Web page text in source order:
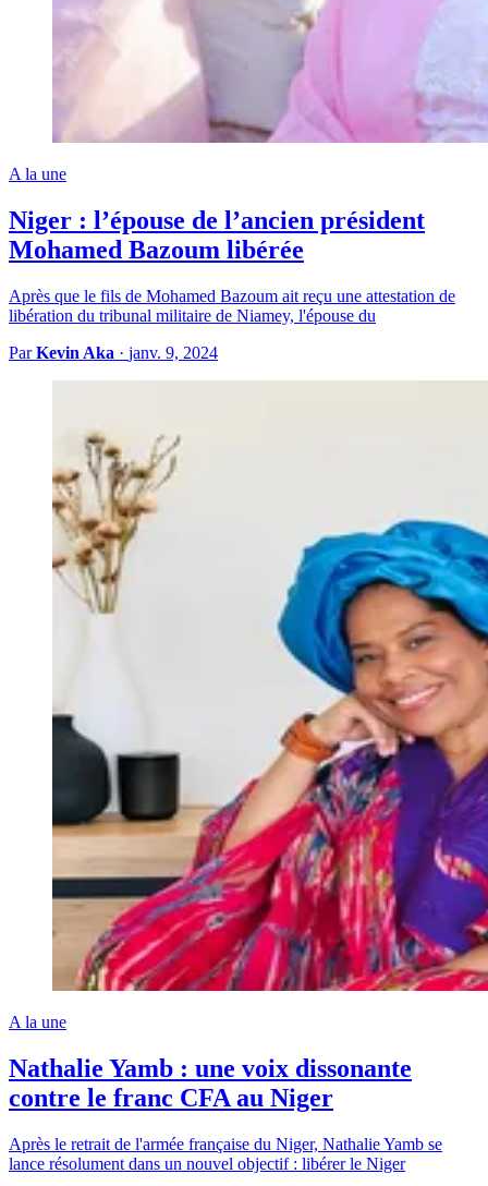
A la une
Niger : l’épouse de l’ancien président
Mohamed Bazoum libérée
Après que le fils de Mohamed Bazoum ait reçu une attestation de
libération du tribunal militaire de Niamey, l'épouse du
ParKevin Aka · janv. 9, 2024
A la une
Nathalie Yamb : une voix dissonante
contre le franc CFA au Niger
Après le retrait de l'armée française du Niger, Nathalie Yamb se
lance résolument dans un nouvel objectif : libérer le Niger